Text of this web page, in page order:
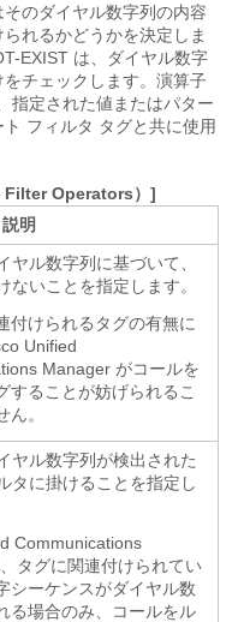
のダイヤル数字列の内容
れるかどうかを決定しま
EXIST は、ダイヤル数字
チェックします。演算子
指定された値またはパター
フィルタ タグと共に使用
Filter Operators）]
説明
ヤル数字列に基づいて、
ないことを指定します。
付けられるタグの有無に
Unified
Manager がコールを
することが妨げられるこ
ん。
ヤル数字列が検出された
タに掛けることを指定し
Communications
タグに関連付けられてい
シーケンスがダイヤル数
る場合のみ、コールをル